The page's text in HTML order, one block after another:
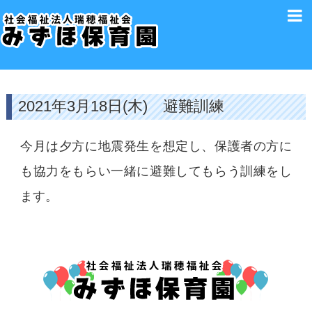
2021年3月18日(木) 避難訓練
今月は夕方に地震発生を想定し、保護者の方に
も協力をもらい一緒に避難してもらう訓練をし
ます。